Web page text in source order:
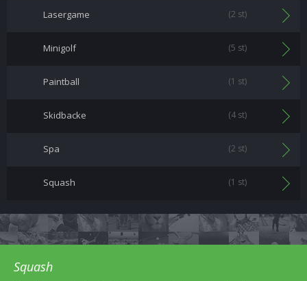
Lasergame (2 st)
Minigolf (5 st)
Paintball (1 st)
Skidbacke (4 st)
Spa (2 st)
Squash (1 st)
Squash